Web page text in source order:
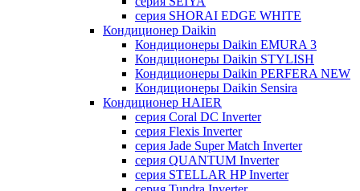
серия SHORAI EDGE WHITE
Кондиционер Daikin
Кондиционеры Daikin EMURA 3
Кондиционеры Daikin STYLISH
Кондиционеры Daikin PERFERA NEW
Кондиционеры Daikin Sensira
Кондиционер HAIER
серия Coral DC Inverter
серия Flexis Inverter
серия Jade Super Match Inverter
серия QUANTUM Inverter
серия STELLAR HP Inverter